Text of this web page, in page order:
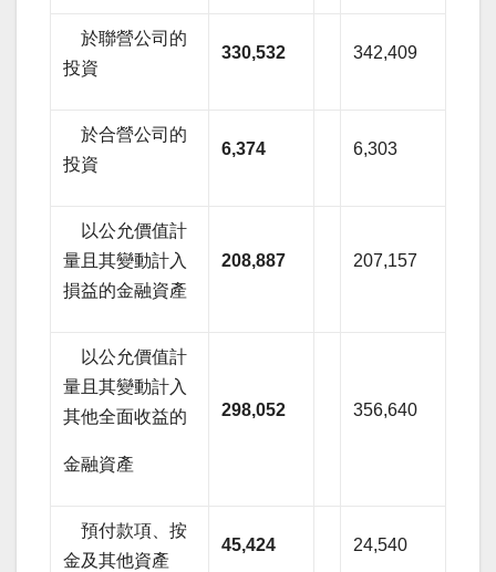
於聯營公司的
投資
330,532 342,409
於合營公司的
投資
6,374 6,303
以公允價值計
量且其變動計入
損益的金融資產
208,887 207,157
以公允價值計
量且其變動計入
其他全面收益的
金融資產
298,052 356,640
預付款項、按
金及其他資產
45,424 24,540